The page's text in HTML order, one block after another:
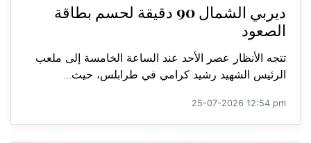
ديربي الشمال 90 دقيقة لحسم بطاقة
الصعود
تتجه الأنظار عصر الأحد عند الساعة الخامسة إلى ملعب
الرئيس الشهيد رشيد كرامي في طرابلس، حيث...
25-07-2026 12:54 pm